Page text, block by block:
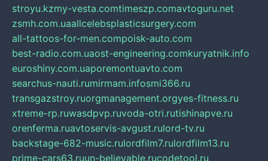
stroyu.kzmy-vesta.comtimeszp.comavtoguru.net
zsmh.com.uaallcelebsplasticsurgery.com
all-tattoos-for-men.compoisk-auto.com
best-radio.com.uaost-engineering.comkuryatnik.info
euroshiny.com.uaporemontuavto.com
searchus-nauti.rumirmam.infosmi366.ru
transgazstroy.ruorgmanagement.orgyes-fitness.ru
xtreme-rp.ruwasdpvp.ruvoda-otri.rutishinapve.ru
orenferma.ruavtoservis-avgust.rulord-tv.ru
backstage-682-music.rulordfilm7.rulordfilm13.ru
prime-cars63.ruun-believable.rucodetool.ru